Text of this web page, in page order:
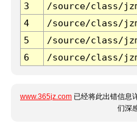
3 /source/class/
4
/source/class/
5
/source/class/
6
/source/class/
www.365jz.com 已经将此出错信息
们深